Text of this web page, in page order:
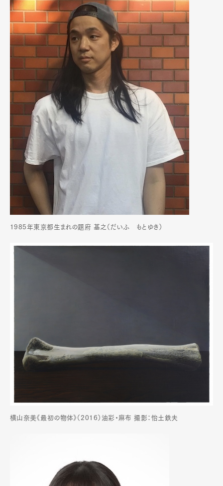
1985年東京都生まれの題府 基之（だいふ もとゆき）
横山奈美《最初の物体》（2016）油彩・麻布 撮影：怡土鉄夫